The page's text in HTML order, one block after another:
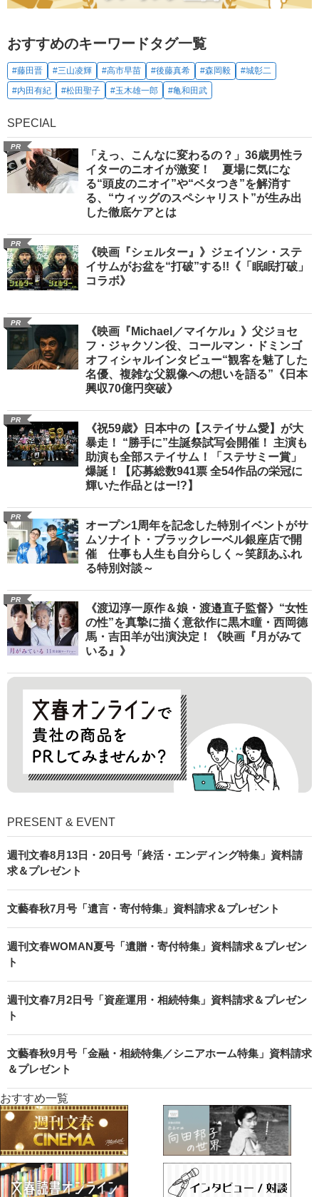
おすすめのキーワードタグ一覧
#藤田晋 #三山凌輝 #高市早苗 #後藤真希 #森岡毅
#城彰二
#内田有紀
#松田聖子 #玉木雄一郎 #亀和田武
SPECIAL
PR
「えっ、こんなに変わるの？」36歳男性ラ
イターのニオイが激変！ 夏場に気にな
る“頭皮のニオイ”や“ベタつき”を解消す
る、“ウィッグのスペシャリスト”が生み出
した徹底ケアとは
PR
《映画『シェルター』》ジェイソン・ステ
イサムがお盆を“打破”する!!《「眠眠打破」
コラボ》
PR
《映画『Michael／マイケル』》父ジョセ
フ・ジャクソン役、コールマン・ドミンゴ
オフィシャルインタビュー“観客を魅了した
名優、複雑な父親像への想いを語る”《日本
興収70億円突破》
PR
《祝59歳》日本中の【ステイサム愛】が大
暴走！ “勝手に”生誕祭試写会開催！ 主演も
助演も全部ステイサム！「ステサミー賞」
爆誕！【応募総数941票 全54作品の栄冠に
輝いた作品とはー!?】
PR
オープン1周年を記念した特別イベントがサ
ムソナイト・ブラックレーベル銀座店で開
催 仕事も人生も自分らしく～笑顔あふれ
る特別対談～
PR
《渡辺淳一原作＆娘・渡邉直子監督》“女性
の性”を真摯に描く意欲作に黒木瞳・西岡德
馬・吉田羊が出演決定！《映画『月がみて
いる』》
PRESENT & EVENT
週刊文春8月13日・20日号「終活・エンディング特集」資料請
求＆プレゼント
文藝春秋7月号「遺言・寄付特集」資料請求＆プレゼント
週刊文春WOMAN夏号「遺贈・寄付特集」資料請求＆プレゼン
ト
週刊文春7月2日号「資産運用・相続特集」資料請求＆プレゼン
ト
文藝春秋9月号「金融・相続特集／シニアホーム特集」資料請求
＆プレゼント
おすすめ一覧